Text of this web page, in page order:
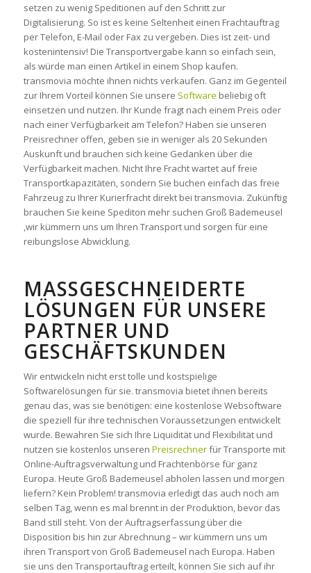
setzen zu wenig Speditionen auf den Schritt zur
Digitalisierung. So ist es keine Seltenheit einen Frachtauftrag
per Telefon, E-Mail oder Fax zu vergeben. Dies ist zeit- und
kostenintensiv! Die Transportvergabe kann so einfach sein,
als würde man einen Artikel in einem Shop kaufen.
transmovia möchte ihnen nichts verkaufen. Ganz im Gegenteil
zur Ihrem Vorteil können Sie unsere Software beliebig oft
einsetzen und nutzen. Ihr Kunde fragt nach einem Preis oder
nach einer Verfügbarkeit am Telefon? Haben sie unseren
Preisrechner offen, geben sie in weniger als 20 Sekunden
Auskunft und brauchen sich keine Gedanken über die
Verfügbarkeit machen. Nicht Ihre Fracht wartet auf freie
Transportkapazitäten, sondern Sie buchen einfach das freie
Fahrzeug zu Ihrer Kurierfracht direkt bei transmovia. Zukünftig
brauchen Sie keine Spediton mehr suchen Groß Bademeusel
,wir kümmern uns um Ihren Transport und sorgen für eine
reibungslose Abwicklung.
MASSGESCHNEIDERTE L
ÖSUNGEN FÜR UNSERE P
ARTNER UND G
ESCHÄFTSKUNDEN
Wir entwickeln nicht erst tolle und kostspielige
Softwarelösungen für sie. transmovia bietet ihnen bereits
genau das, was sie benötigen: eine kostenlose Websoftware
die speziell für ihre technischen Voraussetzungen entwickelt
wurde. Bewahren Sie sich Ihre Liquidität und Flexibilität und
nutzen sie kostenlos unseren Preisrechnerfür Transporte mit
Online-Auftragsverwaltung und Frachtenbörse für ganz
Europa. Heute Groß Bademeusel abholen lassen und morgen
liefern? Kein Problem! transmovia erledigt das auch noch am
selben Tag, wenn es mal brennt in der Produktion, bevor das
Band still steht. Von der Auftragserfassung über die
Disposition bis hin zur Abrechnung – wir kümmern uns um
ihren Transport von Groß Bademeusel nach Europa. Haben
sie uns den Transportauftrag erteilt, können Sie sich auf ihr